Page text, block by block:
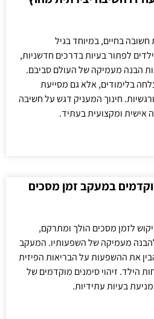
חשובה בחיים, במיוחד בגיל
לפתור בעיות בדרכים חדשניות,
הבנה מעמיקה של העולם סביבם.
בלימודים, אלא גם מסייעת
חינוך המעניק דגש על חשיבה
אישית ומקצועית בעתיד.
במעקב זמן מסכים
לזמן מסכים הולך ומתרקם,
מעמיקה של השפעותיו. המעקב
את ההשפעות על הבריאות הפיזית
הילד. זיהוי סימנים מוקדמים של
בעיות עתידיות.